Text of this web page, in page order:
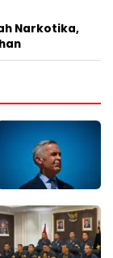
Narkotika,